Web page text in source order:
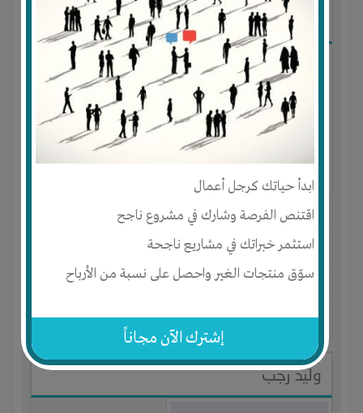
ابدأ حياتك كرجل أعمال
اقتنص الفرصة وشارك في مشروع ناجح
استثمر خبراتك في مشاريع ناجحة
سوّق منتجات الغير واحصل على نسبة من الأرباح
إشترك الآن مجاناً
Mahmoud Roshdy
الجنس : ذكر
لديـه : الوقت
وليد رجب